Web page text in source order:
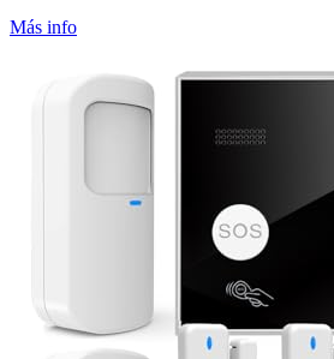
Más info